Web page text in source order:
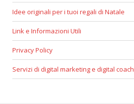
Idee originali per i tuoi regali di Natale
Link e Informazioni Utili
Privacy Policy
Servizi di digital marketing e digital coach